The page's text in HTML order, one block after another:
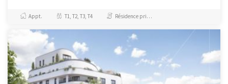
propose une diversité de...
Appt. T1, T2, T3, T4 Résidence principale / PTZ, Investissement et Défiscalisation